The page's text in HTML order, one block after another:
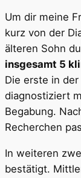
Um dir meine
kurz von der
älteren Sohn
insgesamt 5
Die erste in
diagnostiziert
Begabung.
Recherchen
In weiteren
bestätigt.